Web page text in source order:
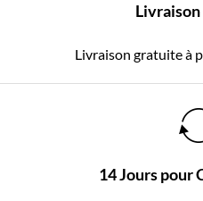
Livraison gratuite à
14 Jours pour